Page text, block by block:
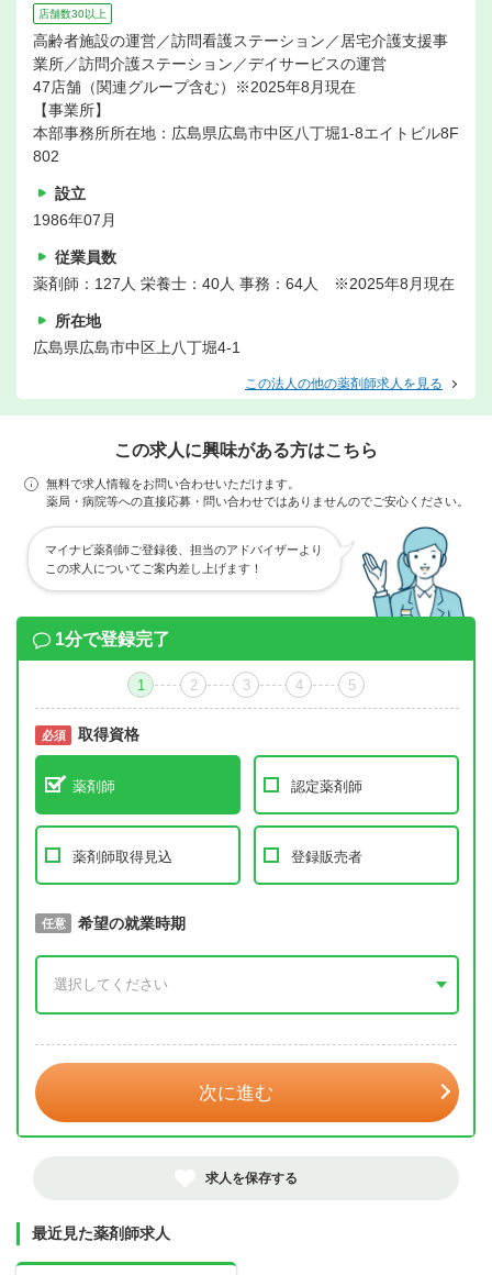
店舗数30以上
高齢者施設の運営／訪問看護ステーション／居宅介護支援事
業所／訪問介護ステーション／デイサービスの運営
47店舗（関連グループ含む）※2025年8月現在
【事業所】
本部事務所所在地：広島県広島市中区八丁堀1-8エイトビル8F
802
設立
1986年07月
従業員数
薬剤師：127人 栄養士：40人 事務：64人 ※2025年8月現在
所在地
広島県広島市中区上八丁堀4-1
この法人の他の薬剤師求人を見る
この求人に興味がある方はこちら
無料で求人情報をお問い合わせいただけます。
薬局・病院等への直接応募・問い合わせではありませんのでご安心ください。
マイナビ薬剤師ご登録後、担当のアドバイザーより
この求人についてご案内差し上げます！
1分で登録完了
1 2 3 4 5
必須 取得資格
薬剤師 認定薬剤師
薬剤師取得見込 登録販売者
必須 取得予定年
任意 希望の就業時期
次に進む
求人を保存する
最近見た薬剤師求人